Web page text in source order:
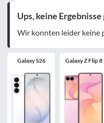
Handy-Speicher
Ups, keine
Wir konnten leider keine
Galaxy S26 Galaxy Z Flip 8